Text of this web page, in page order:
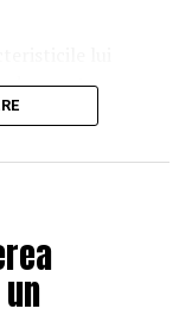
de ce este
uleiuri de
lubrifianți
internațional
premium